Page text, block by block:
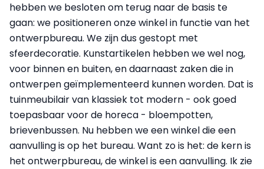
hebben we besloten om terug naar de basis te
gaan: we positioneren onze winkel in functie van het
ontwerpbureau. We zijn dus gestopt met
sfeerdecoratie. Kunstartikelen hebben we wel nog,
voor binnen en buiten, en daarnaast zaken die in
ontwerpen geïmplementeerd kunnen worden. Dat is
tuinmeubilair van klassiek tot modern - ook goed
toepasbaar voor de horeca - bloempotten,
brievenbussen. Nu hebben we een winkel die een
aanvulling is op het bureau. Want zo is het: de kern is
het ontwerpbureau, de winkel is een aanvulling. Ik zie